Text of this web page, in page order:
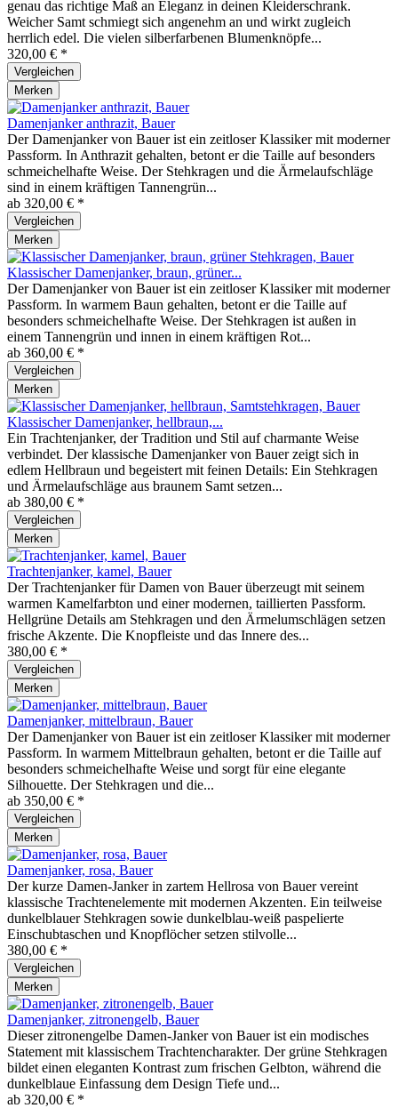
genau das richtige Maß an Eleganz in deinen Kleiderschrank.
Weicher Samt schmiegt sich angenehm an und wirkt zugleich
herrlich edel. Die vielen silberfarbenen Blumenknöpfe...
320,00 € *
Vergleichen
Merken
Damenjanker anthrazit, Bauer
Der Damenjanker von Bauer ist ein zeitloser Klassiker mit moderner
Passform. In Anthrazit gehalten, betont er die Taille auf besonders
schmeichelhafte Weise. Der Stehkragen und die Ärmelaufschläge
sind in einem kräftigen Tannengrün...
ab 320,00 € *
Vergleichen
Merken
Klassischer Damenjanker, braun, grüner...
Der Damenjanker von Bauer ist ein zeitloser Klassiker mit moderner
Passform. In warmem Baun gehalten, betont er die Taille auf
besonders schmeichelhafte Weise. Der Stehkragen ist außen in
einem Tannengrün und innen in einem kräftigen Rot...
ab 360,00 € *
Vergleichen
Merken
Klassischer Damenjanker, hellbraun,...
Ein Trachtenjanker, der Tradition und Stil auf charmante Weise
verbindet. Der klassische Damenjanker von Bauer zeigt sich in
edlem Hellbraun und begeistert mit feinen Details: Ein Stehkragen
und Ärmelaufschläge aus braunem Samt setzen...
ab 380,00 € *
Vergleichen
Merken
Trachtenjanker, kamel, Bauer
Der Trachtenjanker für Damen von Bauer überzeugt mit seinem
warmen Kamelfarbton und einer modernen, taillierten Passform.
Hellgrüne Details am Stehkragen und den Ärmelumschlägen setzen
frische Akzente. Die Knopfleiste und das Innere des...
380,00 € *
Vergleichen
Merken
Damenjanker, mittelbraun, Bauer
Der Damenjanker von Bauer ist ein zeitloser Klassiker mit moderner
Passform. In warmem Mittelbraun gehalten, betont er die Taille auf
besonders schmeichelhafte Weise und sorgt für eine elegante
Silhouette. Der Stehkragen und die...
ab 350,00 € *
Vergleichen
Merken
Damenjanker, rosa, Bauer
Der kurze Damen-Janker in zartem Hellrosa von Bauer vereint
klassische Trachtenelemente mit modernen Akzenten. Ein teilweise
dunkelblauer Stehkragen sowie dunkelblau-weiß paspelierte
Einschubtaschen und Knopflöcher setzen stilvolle...
380,00 € *
Vergleichen
Merken
Damenjanker, zitronengelb, Bauer
Dieser zitronengelbe Damen-Janker von Bauer ist ein modisches
Statement mit klassischem Trachtencharakter. Der grüne Stehkragen
bildet einen eleganten Kontrast zum frischen Gelbton, während die
dunkelblaue Einfassung dem Design Tiefe und...
ab 320,00 € *